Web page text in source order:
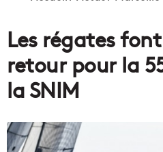
Les régates
retour pour la
la SNIM